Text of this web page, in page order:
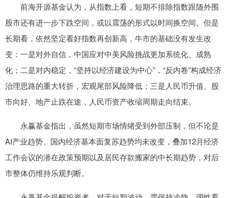
前海开源基金认为，从指数上看，短期不排除指数跟随外围
股市还有进一步下跌空间，或以震荡的形式以时间换空间。但是
长期看，依然坚定看好指数再创新高，牛市的基础没有发生改
变：一是对外自信，中国应对中美风险挑战更加系统化、成熟
化；二是对内稳定，“坚持以经济建设为中心”，“反内卷”构成经济
治理思路的重大转折，宏观尾部风险降低；三是人民币升值、股
市向好、地产止跌在途，人民币资产收缩周期走向结束。
永赢基金指出，虽然短期市场情绪受到外部压制，但不论是
AI产业趋势、国内经济基本面复苏趋势均未改变，叠加12月经济
工作会议的潜在政策预期以及居民存款搬家的中长期趋势，对后
市整体仍维持乐观判断。